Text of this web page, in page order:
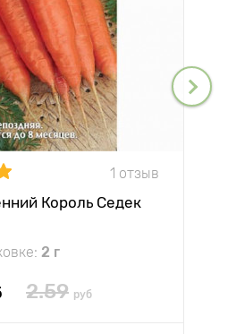
1 отзыв
Король Седек
2 г
2.59 руб